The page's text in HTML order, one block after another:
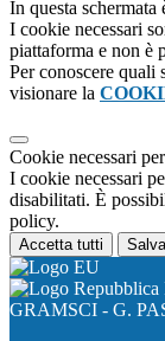
In questa
I cookie necessari
piattaforma e non è
Per conoscere quali
visionare la
Cookie necessari
I cookie necessari
disabilitati. È
policy.
Accetta tutti
GRAMSCI - G.